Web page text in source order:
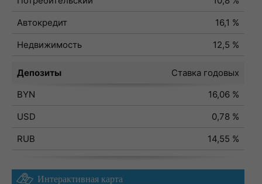
Автокредит
16,1 %
Недвижимость
12,5 %
Депозиты
Ставка годовых
BYN
16,06 %
USD
0,78 %
RUB
14,55 %
Интерактивная карта